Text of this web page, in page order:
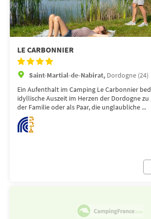
LE CARBONNIER
Saint-Martial-de-Nabirat, Dordogne (24)
Ein Aufenthalt im Camping Le Carbonnier
idyllische Auszeit im Herzen der Dordogne
der Familie oder als Paar, die unglaubliche ...